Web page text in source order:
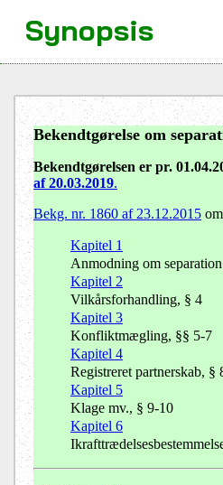
Bekendtgørelse om
Bekendtgørelsen er pr.
af 20.03.2019.
Bekg. nr. 1860 af 23.12.2015
Kapitel 1
Anmodning om
Kapitel 2
Vilkårsforhandling, § 4
Kapitel 3
Konfliktmægling, §§ 5-7
Kapitel 4
Registreret partnerskab, §
Kapitel 5
Klage mv., § 9-10
Kapitel 6
Synopsis